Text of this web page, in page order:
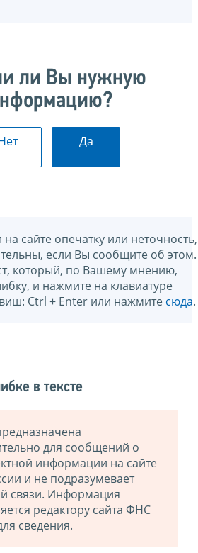
ли Вы нужную
Да
сайте опечатку или неточность,
если Вы сообщите об этом.
который, по Вашему мнению,
и нажмите на клавиатуре
Ctrl + Enter или нажмите сюда.
в тексте
для сообщений о
информации на сайте
и не подразумевает
связи. Информация
редактору сайта ФНС
сведения.